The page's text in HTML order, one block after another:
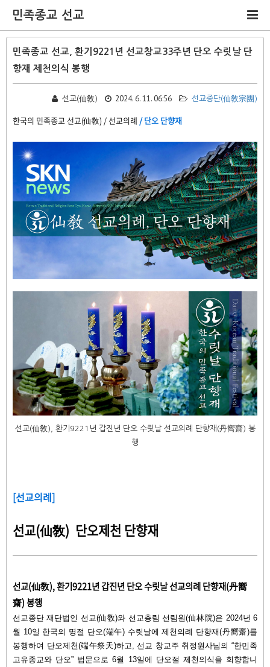
민족종교 선교
민족종교 선교, 환기9221년 선교창교33주년 단오 수릿날 단
향재 제천의식 봉행
선교(仙敎) 2024. 6. 11. 06:56 선교종단(仙敎宗團)
한국의 민족종교 선교(仙敎) / 선교의례 / 단오 단향재
선교(仙敎), 환기9221년 갑진년 단오 수릿날 선교의례 단향재(丹嚮齋) 봉
행
[선교의례]
선교(仙敎) 단오제천 단향재
선교(仙敎), 환기9221년 갑진년 단오 수릿날 선교의례 단향재(丹嚮
齋) 봉행
선교종단 재단법인 선교(仙敎)와 선교총림 선림원(仙林院)은 2024년 6
월 10일 한국의 명절 단오(端午) 수릿날에 제천의례 단향재(丹嚮齋)를
봉행하여 단오제천(端午祭天)하고, 선교 창교주 취정원사님의 “한민족
고유종교와 단오” 법문으로 6월 13일에 단오절 제천의식을 회향합니